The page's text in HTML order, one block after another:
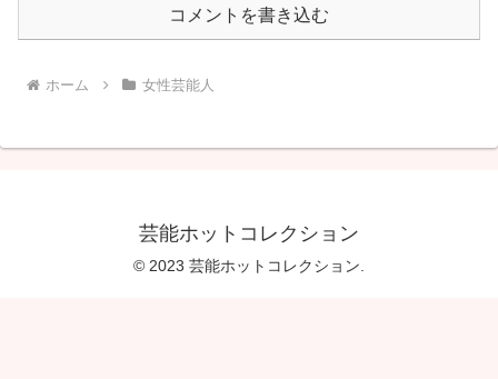
コメントを書き込む
ホーム 女性芸能人
芸能ホットコレクション
© 2023 芸能ホットコレクション.